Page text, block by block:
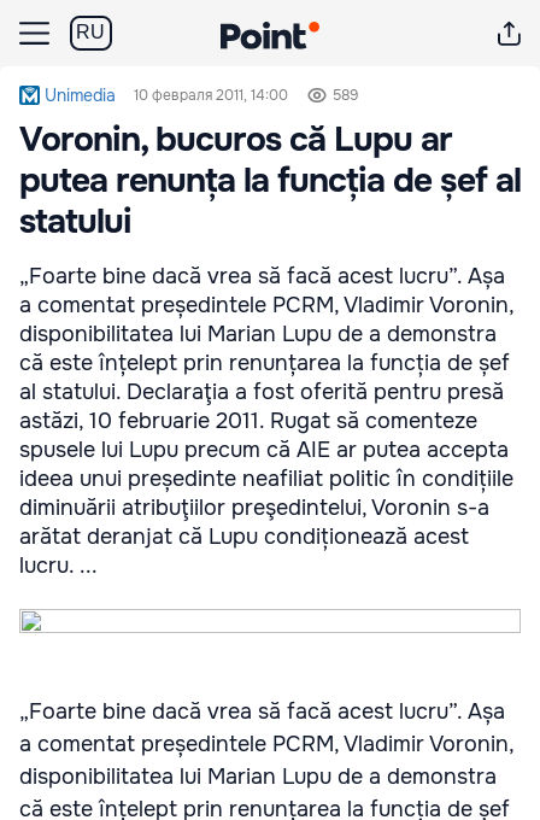
RU
Unimedia 10 февраля 2011, 14:00 589
Voronin, bucuros că Lupu ar
putea renunța la funcția de șef al
statului
„Foarte bine dacă vrea să facă acest lucru”. Așa
a comentat președintele PCRM, Vladimir Voronin,
disponibilitatea lui Marian Lupu de a demonstra
că este înțelept prin renunțarea la funcția de șef
al statului. Declaraţia a fost oferită pentru presă
astăzi, 10 februarie 2011. Rugat să comenteze
spusele lui Lupu precum că AIE ar putea accepta
ideea unui președinte neafiliat politic în condițiile
diminuării atribuţiilor preşedintelui, Voronin s-a
arătat deranjat că Lupu condiționează acest
lucru. ...
„Foarte bine dacă vrea să facă acest lucru”. Așa
a comentat președintele PCRM, Vladimir Voronin,
disponibilitatea lui Marian Lupu de a demonstra
că este înțelept prin renunțarea la funcția de șef